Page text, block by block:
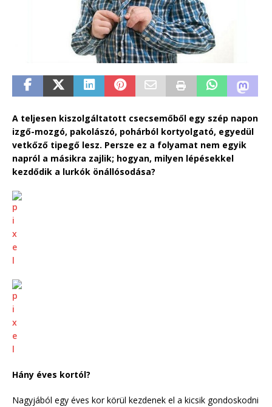
A teljesen kiszolgáltatott csecsemőből egy szép napon
izgő-mozgó, pakolászó, pohárból kortyolgató, egyedül
vetkőző tipegő lesz. Persze ez a folyamat nem egyik
napról a másikra zajlik; hogyan, milyen lépésekkel
kezdődik a lurkók önállósodása?
Hány éves kortól?
Nagyjából egy éves kor körül kezdenek el a kicsik gondoskodni